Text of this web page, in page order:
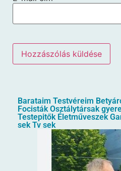
Barataim Testvéreim
Focisták Osztálytársak
Testepitők Életműveszek
sek Tv sek